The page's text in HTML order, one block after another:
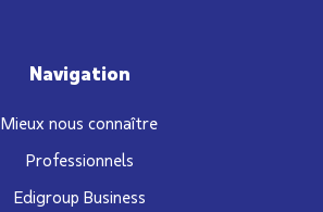
Navigation
Mieux nous connaître
Professionnels
Edigroup Business